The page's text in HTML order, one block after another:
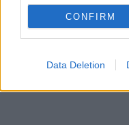
CONFIRM
Data Deletion
ΕΟΔΥ: “Καλπάζουν”
Εκτοξεύθηκαν οι